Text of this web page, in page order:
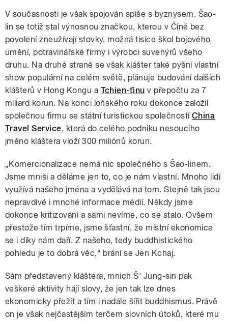
V současnosti je však spojován spíše s byznysem. Šao-
lin se totiž stal výnosnou značkou, kterou v Číně bez
povolení zneužívají stovky, možná tisíce škol bojového
umění, potravinářské firmy i výrobci suvenýrů všeho
druhu. Na druhé straně se však klášter také pyšní vlastní
show populární na celém světě, plánuje budování dalších
klášterů v Hong Kongu a Tchien-ťinu v přepočtu za 7
miliard korun. Na konci loňského roku dokonce založil
společnou firmu se státní turistickou společnostíChina
Travel Service, která do celého podniku nesoucího
jméno kláštera vloží 300 miliónů korun.
„Komercionalizace nemá nic společného s Šao-linem.
Jsme mniši a děláme jen to, co je nám vlastní. Mnoho lidí
využívá našeho jména a vydělává na tom. Stejně tak jsou
nepravdivé i mnohé informace médií. Někdy jsme
dokonce kritizováni a sami nevíme, co se stalo. Ovšem
přestože tím trpíme, jsme šťastní, že místní ekonomice
se i díky nám daří. Z našeho, tedy buddhistického
pohledu je to dobrá věc,“ brání se Jen Kchaj.
Sám představený kláštera, mnich Š’ Jung-sin pak
veškeré aktivity hájí slovy, že jen tak lze dnes
ekonomicky přežít a tím i nadále šířit buddhismus. Právě
on je však nejčastějším terčem slovních útoků, které mu